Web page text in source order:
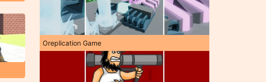
Oreplication Game